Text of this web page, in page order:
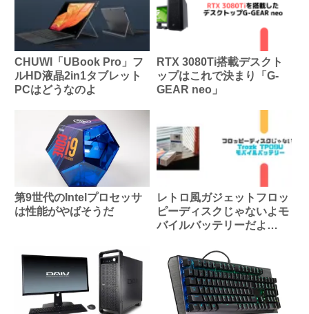
CHUWI「UBook Pro」フ
ルHD液晶2in1タブレット
PCはどうなのよ
RTX 3080Ti搭載デスクト
ップはこれで決まり「G-
GEAR neo」
第9世代のIntelプロセッサ
は性能がやばそうだ
レトロ風ガジェットフロッ
ピーディスクじゃないよモ
バイルバッテリーだよ